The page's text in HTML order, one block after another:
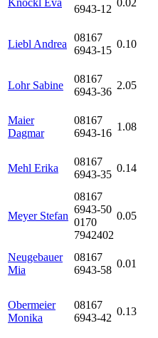
Knöckl Eva
6943-12
0.02
Liebl Andrea
08167
6943-15
0.10
Lohr Sabine
08167
6943-36
2.05
Maier
Dagmar
08167
6943-16
1.08
Mehl Erika
08167
6943-35
0.14
Meyer Stefan
08167
6943-50
0170
7942402
0.05
Neugebauer
Mia
08167
6943-58
0.01
Obermeier
Monika
08167
6943-42
0.13